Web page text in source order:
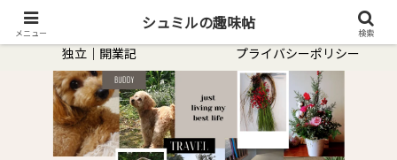
独立｜開業記
プライバシーポリシー
メニュー
シュミルの趣味帖
検索